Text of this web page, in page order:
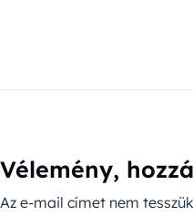
Vélemény,
Az e-mail címet nem